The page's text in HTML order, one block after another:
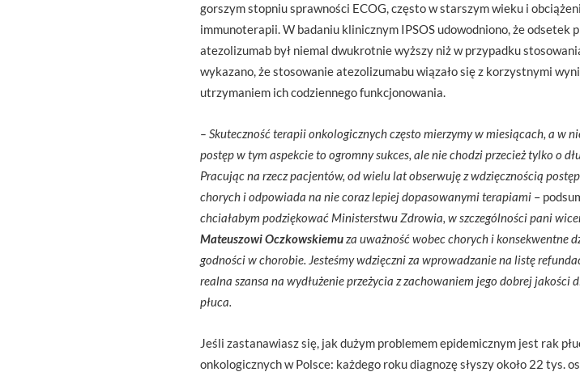
gorszym stopniu sprawności ECOG, często w starszym wieku i
immunoterapii. W badaniu klinicznym IPSOS udowodniono, że
atezolizumab był niemal dwukrotnie wyższy niż w przypadku
wykazano, że stosowanie atezolizumabu wiązało się z korzystnymi
utrzymaniem ich codziennego funkcjonowania.
– Skuteczność terapii onkologicznych często mierzymy w miesiącach, a w
postęp w tym aspekcie to ogromny sukces, ale nie chodzi przecież tylko o
Pracując na rzecz pacjentów, od wielu lat obserwuję z wdzięcznością
chorych i odpowiada na nie coraz lepiej dopasowanymi terapiami –
chciałabym podziękować Ministerstwu Zdrowia, wszczególności pani
Mateuszowi Oczkowskiemuza uważność wobec chorych i konsekwentne
godności w chorobie. Jesteśmy wdzięczni za wprowadzanie na listę
realna szansa na wydłużenie przeżycia z zachowaniem jego dobrej
płuca.
Jeśli zastanawiasz się, jak dużym problemem epidemicznym jest rak
onkologicznych w Polsce: każdego roku diagnozę słyszy około 22 tys.